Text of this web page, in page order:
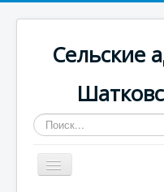
Сельские
Искать...
Включить/
выключить